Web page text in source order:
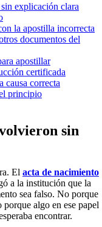
explicación clara
la apostilla incorrecta
documentos del
apostillar
certificada
causa correcta
principio
sin
El acta de nacimiento
a la institución que la
sea falso. No porque
algo en ese papel
encontrar.